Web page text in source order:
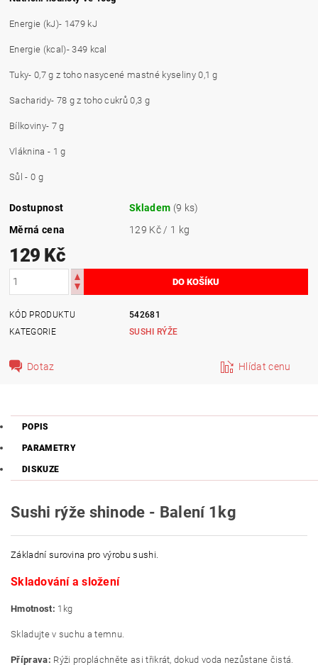
Energie (kJ)- 1479 kJ
Energie (kcal)- 349 kcal
Tuky- 0,7 g z toho nasycené mastné kyseliny 0,1 g
Sacharidy- 78 g z toho cukrů 0,3 g
Bílkoviny- 7 g
Vláknina - 1 g
Sůl - 0 g
Dostupnost Skladem (9 ks)
Měrná cena
129 Kč / 1 kg
129 Kč
KÓD PRODUKTU
542681
KATEGORIE
SUSHI RÝŽE
Dotaz Hlídat cenu
POPIS
PARAMETRY
DISKUZE
Sushi rýže shinode - Balení 1kg
Základní surovina pro výrobu sushi.
Skladování a složení
Hmotnost: 1kg
Skladujte v suchu a temnu.
Příprava: Rýži propláchněte asi třikrát, dokud voda nezůstane čistá.